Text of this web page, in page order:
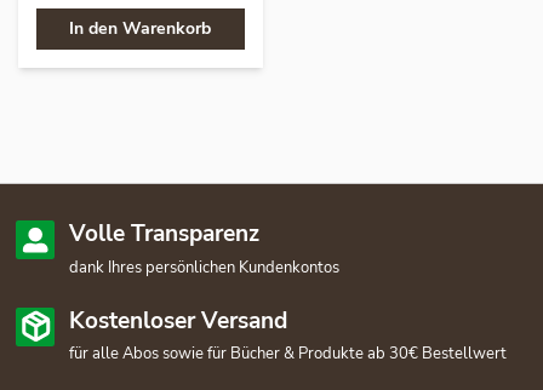
In den Warenkorb
Volle Transparenz
dank Ihres persönlichen Kundenkontos
Kostenloser Versand
für alle Abos sowie für Bücher & Produkte ab 30€ Bestellwert